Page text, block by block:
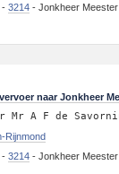
-3214 -Jonkheer
naar Jonkheer
Mr A F de
Rijnmond
-3214 -Jonkheer